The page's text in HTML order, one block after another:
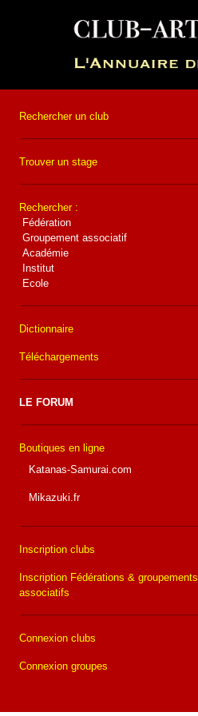
Rechercher un club
Trouver un stage
Rechercher :
Fédération
Groupement associatif
Académie
Institut
Ecole
Dictionnaire
Téléchargements
LE FORUM
Boutiques en ligne
Katanas-Samurai.com
Mikazuki.fr
Inscription clubs
Inscription Fédérations & groupements
associatifs
Connexion clubs
Connexion groupes